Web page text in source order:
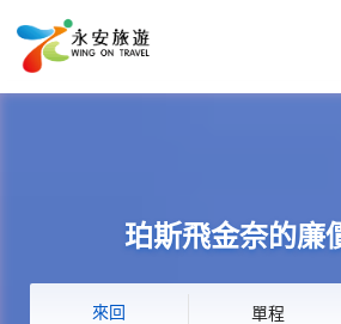
珀斯飛金奈的廉
來回 單程